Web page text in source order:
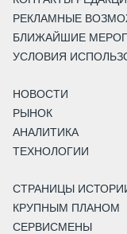
РЕКЛАМНЫЕ
БЛИЖАЙШИЕ
УСЛОВИЯ
НОВОСТИ
РЫНОК
АНАЛИТИКА
ТЕХНОЛОГИИ
СТРАНИЦЫ
КРУПНЫМ ПЛАНОМ
СЕРВИСМЕНЫ